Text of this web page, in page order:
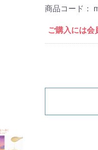
商品コード：
ご購入には会